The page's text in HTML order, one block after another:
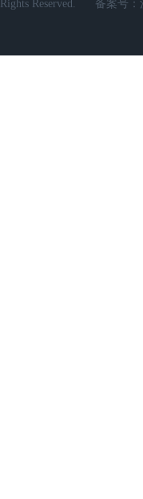
Reserved. 备案号：